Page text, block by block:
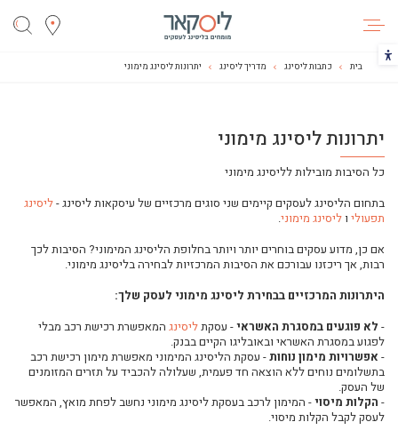
הכפתור משנה את צבעי הקונטרסט
בית כתבות ליסינג מדריך ליסינג יתרונות ליסינג מימוני
ליסינג לעסקים-איך זה עובד?
עסקת ליסינג: כל היתרונות בכיס שלך
האם ליסינג לציוד כבד משתלם?
וידאו: האם עסקת הליסינג מתאימה לך?
מה זה ליסינג?
מצא את ההבדלים: ליסינג מימוני מול ליסינג פרטי
תפעול שוטף רכב
בעל עסק-מה יותר כדאי הלוואה בבנק או עסקת ליסינג?
יתרונות ליסינג מימוני
כל הסיבות מובילות לליסינג מימוני
בתחום הליסינג לעסקים קיימים שני סוגים מרכזיים של עיסקאות ליסינג -ליסינג
תפעולי ו ליסינג מימוני.
אם כן, מדוע עסקים בוחרים יותר ויותר בחלופת הליסינג המימוני? הסיבות לכך
רבות, אך ריכזנו עבורכם את הסיבות המרכזיות לבחירה בליסינג מימוני.
היתרונות המרכזיים בבחירת ליסינג מימוני לעסק שלך:
- לא פוגעים במסגרת האשראי- עסקתליסינג המאפשרת רכישת רכב מבלי
לפגוע במסגרת האשראי ובאובליגו הקיים בבנק.
- אפשרויות מימון נוחות- עסקת הליסינג המימוני מאפשרת מימון רכישת רכב
בתשלומים נוחים ללא הוצאה חד פעמית, שעלולה להכביד על תזרים המזומנים
של העסק.
- הקלות מיסוי- המימון לרכב בעסקת ליסינג מימוני נחשב לפחת מואץ, המאפשר
לעסק לקבל הקלות מיסוי.